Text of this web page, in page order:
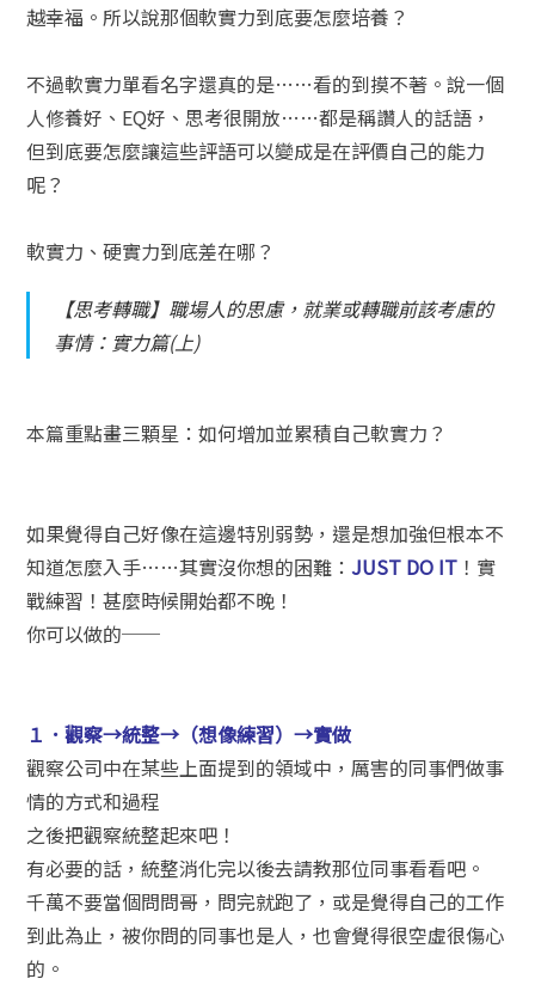
越幸福。所以說那個軟實力到底要怎麼培養？
不過軟實力單看名字還真的是……看的到摸不著。說一個
人修養好、EQ好、思考很開放……都是稱讚人的話語，
但到底要怎麼讓這些評語可以變成是在評價自己的能力
呢？
軟實力、硬實力到底差在哪？
【思考轉職】職場人的思慮，就業或轉職前該考慮的
事情：實力篇(上)
本篇重點畫三顆星：如何增加並累積自己軟實力？
如果覺得自己好像在這邊特別弱勢，還是想加強但根本不
知道怎麼入手……其實沒你想的困難：JUST DO IT ！實
戰練習！甚麼時候開始都不晚！
你可以做的──
１．觀察→統整→（想像練習）→實做
觀察公司中在某些上面提到的領域中，厲害的同事們做事
情的方式和過程
之後把觀察統整起來吧！
有必要的話，統整消化完以後去請教那位同事看看吧。
千萬不要當個問問哥，問完就跑了，或是覺得自己的工作
到此為止，被你問的同事也是人，也會覺得很空虛很傷心
的。